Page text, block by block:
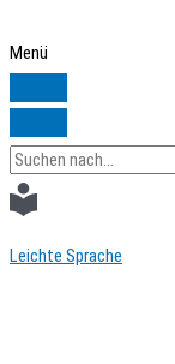
Inhalt
springen
Menü
Search
for:
Leichte Sprache